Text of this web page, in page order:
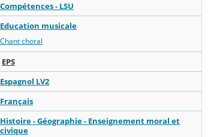
Compétences - LSU
Education musicale
Chant choral
EPS
Espagnol LV2
Français
Histoire - Géographie - Enseignement moral et
civique